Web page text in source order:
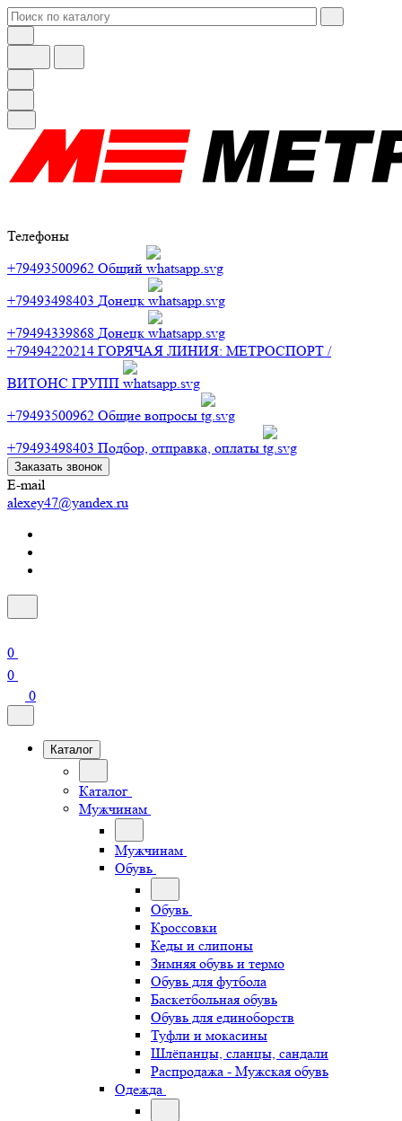
Телефоны
+79493500962 Общий
+79493498403 Донецк
+79494339868 Донецк
+79494220214 ГОРЯЧАЯ ЛИНИЯ: МЕТРОСПОРТ /
ВИТОНС ГРУПП
+79493500962 Общие вопросы
+79493498403 Подбор, отправка, оплаты
Заказать звонок
E-mail
alexey47@yandex.ru
0
0
0
Каталог
Каталог
Мужчинам
Мужчинам
Обувь
Обувь
Кроссовки
Кеды и слипоны
Зимняя обувь и термо
Обувь для футбола
Баскетбольная обувь
Обувь для единоборств
Туфли и мокасины
Шлёпанцы, сланцы, сандали
Распродажа - Мужская обувь
Одежда